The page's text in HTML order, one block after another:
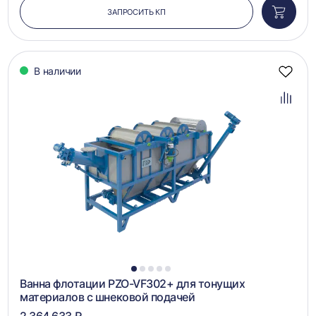
ЗАПРОСИТЬ КП
в
В наличии
1 2 3 4 5
Ванна флотации PZO-VF302+ для тонущих
материалов с шнековой подачей